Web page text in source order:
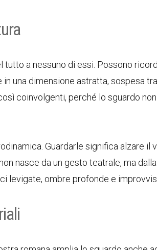
a nessuno di essi. Possono
una dimensione astratta, sospesa tra
coinvolgenti, perché lo sguardo
Guardarle significa alzare il
nasce da un gesto teatrale, ma
levigate, ombre profonde e